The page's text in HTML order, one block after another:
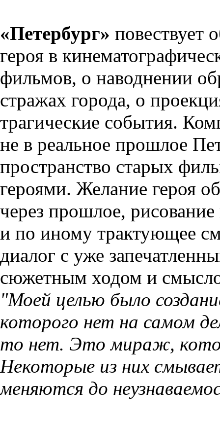
«Петербург» повествует
героя в
фильмов, о наводнении
стражах города, о
трагические события.
не в реальное прошлое
пространство старых
героями. Желание героя
через прошлое,
и по иному трактующее
диалог с уже
сюжетным ходом и
"Моей целью было
которого нет на самом
то нет. Это мираж,
Некоторые из них
меняются до